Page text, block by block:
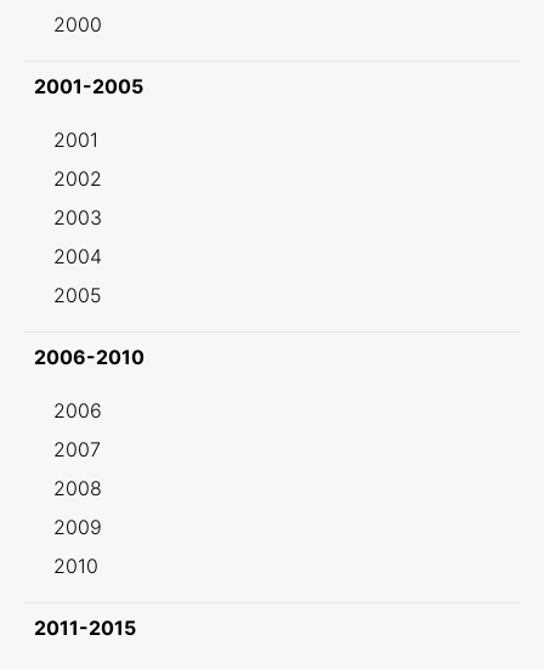
2000
2001-2005
2001
2002
2003
2004
2005
2006-2010
2006
2007
2008
2009
2010
2011-2015